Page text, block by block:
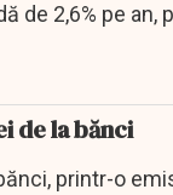
de 2,6% pe an,
de la bănci
printr-o